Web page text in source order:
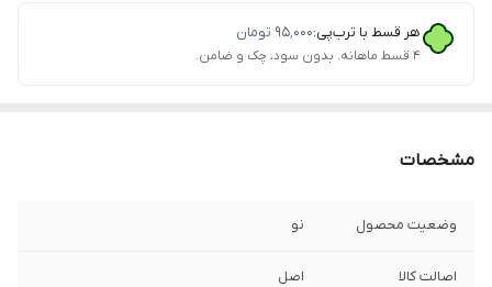
هر قسط با ترب‌پی:۹۵٬۰۰۰ تومان
۴ قسط ماهانه. بدون سود، چک و ضامن.
مشخصات
وضعیت محصول نو
اصالت کالا اصل